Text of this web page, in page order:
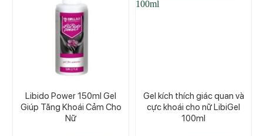
Libido Power 150ml Gel
Giúp Tăng Khoái Cảm Cho
Nữ
Gel kích thích giác quan và
cực khoái cho nữ LibiGel
100ml